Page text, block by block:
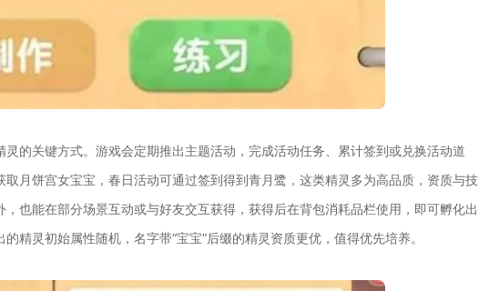
的关键方式。游戏会定期推出主题活动，完成活动任务、累计签到或兑换活动道
月饼宫女宝宝，春日活动可通过签到得到青月鹭，这类精灵多为高品质，资质与技
也能在部分场景互动或与好友交互获得，获得后在背包消耗品栏使用，即可孵化出
精灵初始属性随机，名字带“宝宝”后缀的精灵资质更优，值得优先培养。